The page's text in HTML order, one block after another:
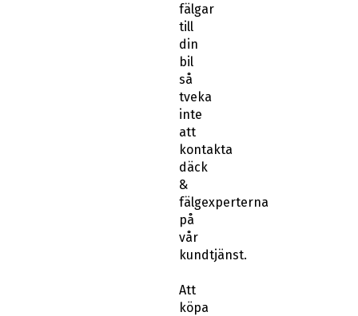
fälgar
till
din
bil
så
tveka
inte
att
kontakta
däck
&
fälgexperterna
på
vår
kundtjänst.
Att
köpa